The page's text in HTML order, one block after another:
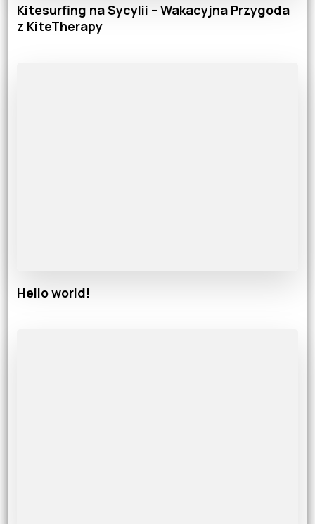
Kitesurfing na Sycylii – Wakacyjna Przygoda
z KiteTherapy
Hello world!